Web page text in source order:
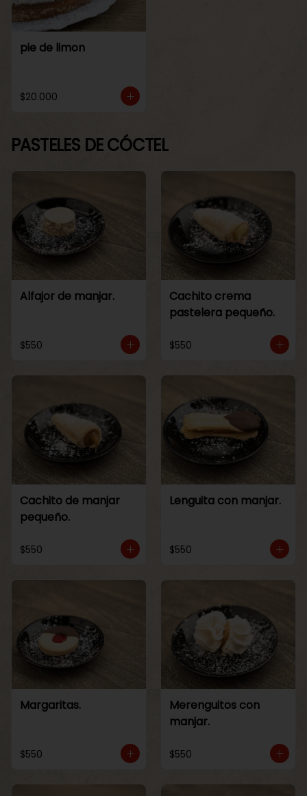
pie de limon
$20.000
PASTELES DE CÓCTEL
Alfajor de manjar.
$550
Cachito crema
pastelera pequeño.
$550
Cachito de manjar
pequeño.
$550
Lenguita con manjar.
$550
Margaritas.
$550
Merenguitos con
manjar.
$550